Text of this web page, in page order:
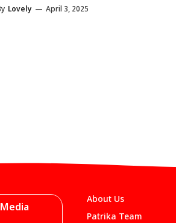
Lovely — April 3, 2025
About Us
Patrika Team